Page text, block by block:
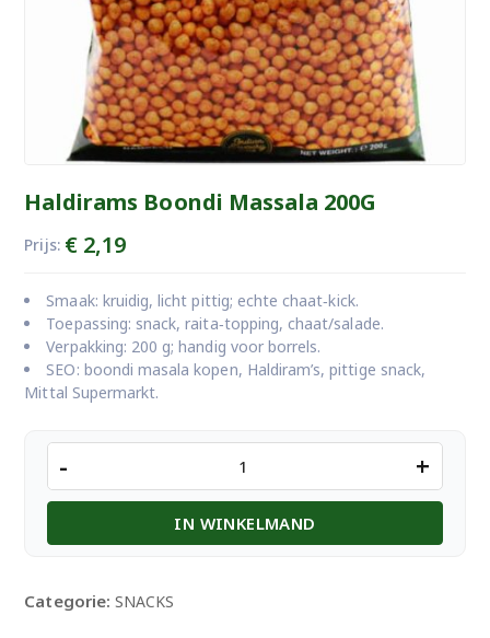
Haldirams Boondi Massala 200G
Prijs: €2,19
Smaak: kruidig, licht pittig; echte chaat‑kick.
Toepassing: snack, raita‑topping, chaat/salade.
Verpakking: 200 g; handig voor borrels.
SEO: boondi masala kopen, Haldiram’s, pittige snack,
Mittal Supermarkt.
Boondi
Massala
aantal
- +
IN WINKELMAND
Categorie: SNACKS